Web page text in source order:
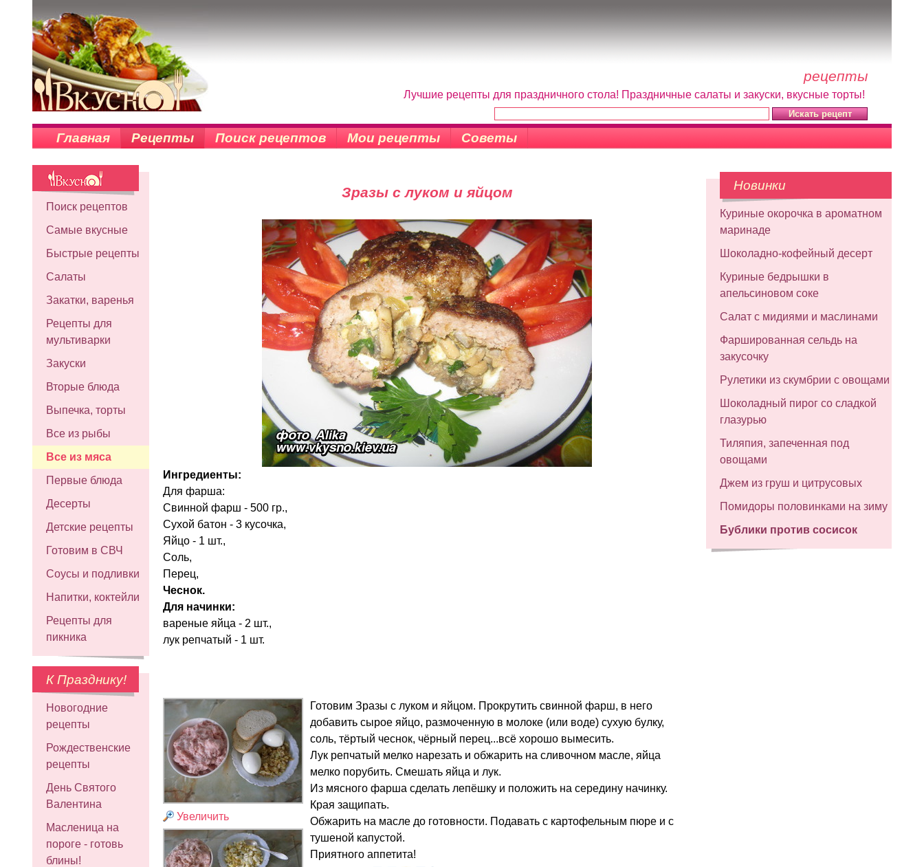
рецепты
Лучшие рецепты для праздничного стола! Праздничные салаты и закуски, вкусные торты!
Главная Рецепты Поиск рецептов Мои рецепты Советы
Поиск рецептов
Самые вкусные
Быстрые рецепты
Салаты
Закатки, варенья
Рецепты для
мультиварки
Закуски
Вторые блюда
Выпечка, торты
Все из рыбы
Все из мяса
Первые блюда
Десерты
Детские рецепты
Готовим в СВЧ
Соусы и подливки
Напитки, коктейли
Рецепты для
пикника
К Празднику!
Новогодние
рецепты
Рождественские
рецепты
День Святого
Валентина
Масленица на
пороге - готовь
блины!
Зразы с луком и яйцом
Ингредиенты:
Для фарша:
Свинной фарш - 500 гр.,
Сухой батон - 3 кусочка,
Яйцо - 1 шт.,
Соль,
Перец,
Чеснок.
Для начинки:
вареные яйца - 2 шт.,
лук репчатый - 1 шт.
Увеличить
Готовим Зразы с луком и яйцом. Прокрутить свинной фарш, в него
добавить сырое яйцо, размоченную в молоке (или воде) сухую булку,
соль, тёртый чеснок, чёрный перец...всё хорошо вымесить.
Лук репчатый мелко нарезать и обжарить на сливочном масле, яйца
мелко порубить. Смешать яйца и лук.
Из мясного фарша сделать лепёшку и положить на середину начинку.
Края защипать.
Обжарить на масле до готовности. Подавать с картофельным пюре и с
тушеной капустой.
Приятного аппетита!
Новинки
Куриные окорочка в ароматном
маринаде
Шоколадно-кофейный десерт
Куриные бедрышки в
апельсиновом соке
Салат с мидиями и маслинами
Фаршированная сельдь на
закусочку
Рулетики из скумбрии с овощами
Шоколадный пирог со сладкой
глазурью
Тиляпия, запеченная под
овощами
Джем из груш и цитрусовых
Помидоры половинками на зиму
Бублики против сосисок